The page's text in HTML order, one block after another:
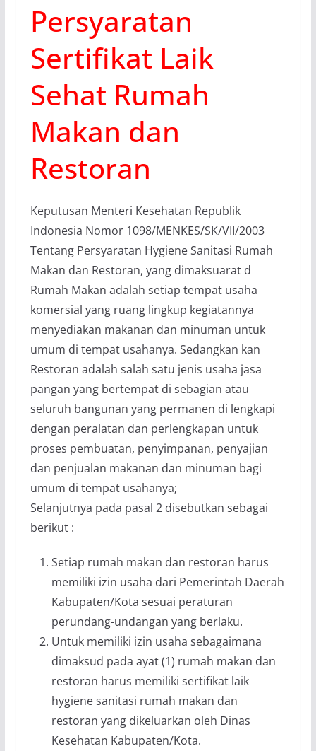
Persyaratan
Sertifikat Laik
Sehat Rumah
Makan dan
Restoran
Keputusan Menteri Kesehatan Republik
Indonesia Nomor 1098/MENKES/SK/VII/2003
Tentang Persyaratan Hygiene Sanitasi Rumah
Makan dan Restoran, yang dimaksuarat d
Rumah Makan adalah setiap tempat usaha
komersial yang ruang lingkup kegiatannya
menyediakan makanan dan minuman untuk
umum di tempat usahanya. Sedangkan kan
Restoran adalah salah satu jenis usaha jasa
pangan yang bertempat di sebagian atau
seluruh bangunan yang permanen di lengkapi
dengan peralatan dan perlengkapan untuk
proses pembuatan, penyimpanan, penyajian
dan penjualan makanan dan minuman bagi
umum di tempat usahanya;
Selanjutnya pada pasal 2 disebutkan sebagai
berikut :
Setiap rumah makan dan restoran harus
memiliki izin usaha dari Pemerintah Daerah
Kabupaten/Kota sesuai peraturan
perundang-undangan yang berlaku.
Untuk memiliki izin usaha sebagaimana
dimaksud pada ayat (1) rumah makan dan
restoran harus memiliki sertifikat laik
hygiene sanitasi rumah makan dan
restoran yang dikeluarkan oleh Dinas
Kesehatan Kabupaten/Kota.